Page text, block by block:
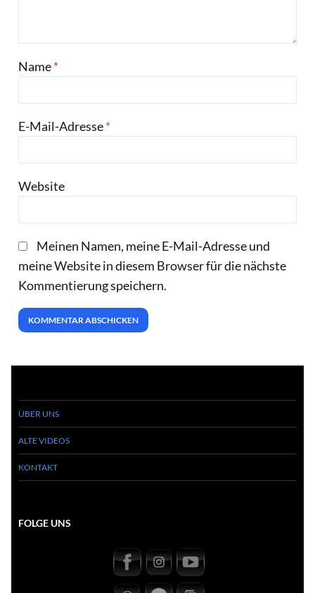
Name*
E-Mail-Adresse*
Website
Meinen Namen, meine E-Mail-Adresse und
meine Website in diesem Browser für die nächste
Kommentierung speichern.
ÜBER UNS
ALTE VIDEOS
KONTAKT
FOLGE UNS